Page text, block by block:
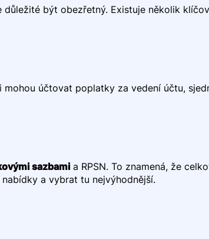
být obezřetný. Existuje několik
mohou účtovat poplatky za vedení účtu,
sazbami a RPSN. To znamená, že
a vybrat tu nejvýhodnější.